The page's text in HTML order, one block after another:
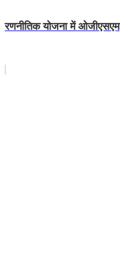
रणनीतिक योजना में ओजीएसएम